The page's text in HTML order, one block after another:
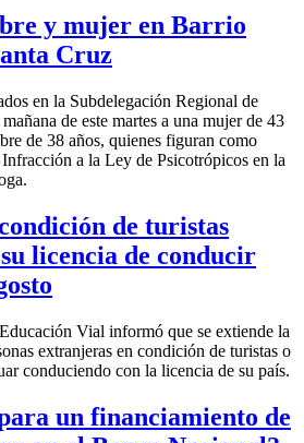
y mujer en Barrio
Cruz
en la Subdelegación Regional de
de este martes a una mujer de 43
de 38 años, quienes figuran como
a la Ley de Psicotrópicos en la
de turistas
licencia de conducir
Vial informó que se extiende la
extranjeras en condición de turistas o
conduciendo con la licencia de su país.
un financiamiento de